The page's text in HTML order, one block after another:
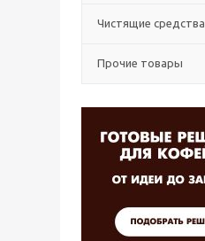
Чистящие средства
Прочие товары